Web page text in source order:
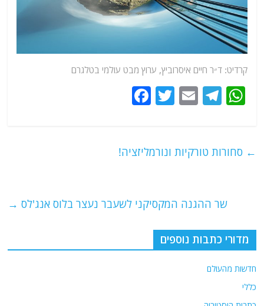
קרדיט: ד״ר חיים איסרוביץ, ערוץ מבט עולמי בטלגרם
W
s
p
T
g
E
l
T
er
e
o
← סחורות טורקיות ונורמליזציה!
שר ההגנה המקסיקני לשעבר נעצר בלוס אנג'לס →
מדורי כתבות נוספים
חדשות מהעולם
כללי